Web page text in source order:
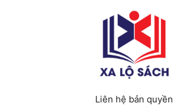
Liên hệ bản quyền